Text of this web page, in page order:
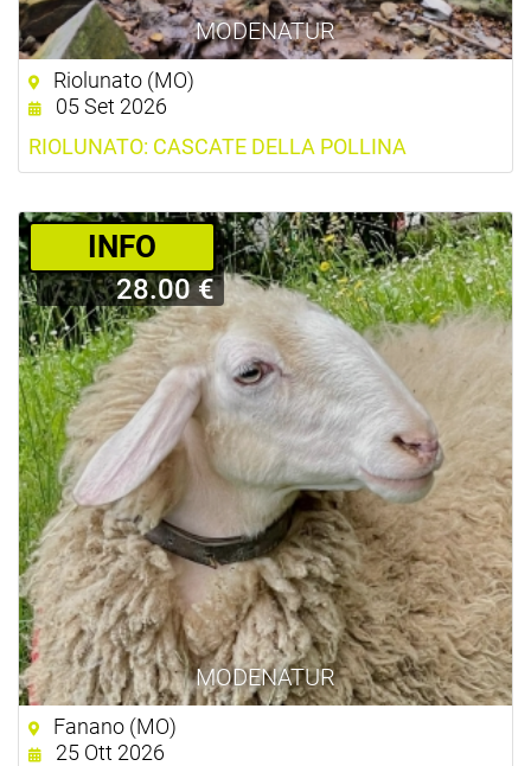
MODENATUR
Riolunato (MO)
05 Set 2026
RIOLUNATO: CASCATE DELLA POLLINA
MODENATUR
­INFO
28.00 €
Fanano (MO)
25 Ott 2026